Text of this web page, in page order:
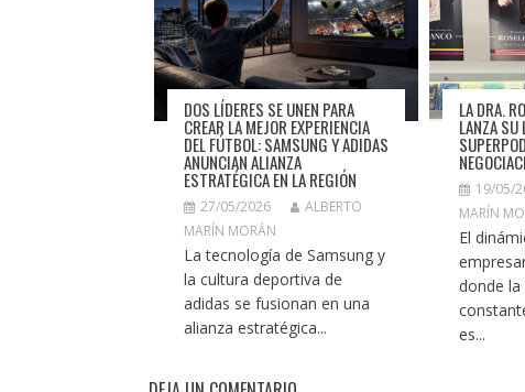
DOS LÍDERES SE UNEN PARA
CREAR LA MEJOR EXPERIENCIA
DEL FÚTBOL: SAMSUNG Y ADIDAS
ANUNCIAN ALIANZA
ESTRATÉGICA EN LA REGIÓN
27/05/2026
ALBERTO
MARÍN MORÁN
La tecnología de Samsung y
la cultura deportiva de
adidas se fusionan en una
alianza estratégica...
LA DRA.
LANZA SU
19/05/
MARÍN
El
donde
es...